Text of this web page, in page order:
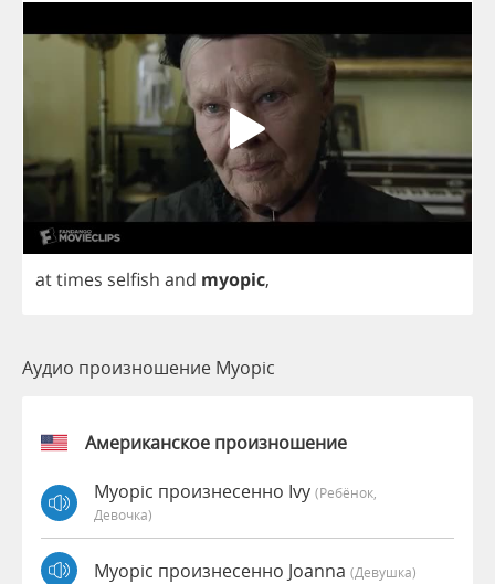
attimes selfish and myopic,
Аудио произношение Myopic
Американское произношение
Myopic произнесенно Ivy (Ребёнок,
Девочка)
Myopic произнесенно Joanna (девушка)